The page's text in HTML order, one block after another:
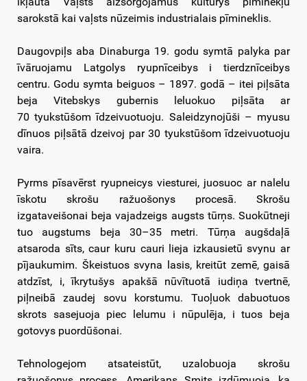
sarokstā kai vaļsts nūzeimis industrialais pīmineklis.
Daugovpiļs aba Dinaburga 19. godu symtā palyka par
īvāruojamu Latgolys ryupnīceibys i tierdznīceibys
centru. Godu symta beiguos – 1897. godā – itei piļsāta
beja Vitebskys gubernis leluokuo piļsāta ar
70 tyukstūšom īdzeivuotuoju. Saleidzynojūši – myusu
dīnuos piļsātā dzeivoj par 30 tyukstūšom īdzeivuotuoju
vaira.
Pyrms pīsavērst ryupneicys viesturei, juosuoc ar nalelu
īskotu skrošu ražuošonys procesā. Skrošu
izgataveišonai beja vajadzeigs augsts tūrņs. Suokūtneji
tuo augstums beja 30–35 metri. Tūrņa augšdaļā
atsaroda sīts, caur kuru cauri lieja izkausietū svynu ar
pījaukumim. Škeistuos svyna lasis, kreitūt zemē, gaisā
atdzīst, i, īkrytušys apakšā nūvītuotā iudiņa tvertnē,
piļneibā zaudej sovu korstumu. Tuoļuok dabuotuos
skrots sasejuoja piec lelumu i nūpulēja, i tuos beja
gotovys puordūšonai.
Tehnologejom atsateistūt, uzalobuoja skrošu